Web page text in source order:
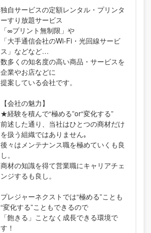
独自サービスの定額レンタル・プリンタ
ーすり放題サービス
「∞プリント無制限」や
「大手通信会社のWi-Fi・光回線サービ
ス」などなど…
数多くの知名度の高い商品・サービスを
企業やお店などに
提案している会社です。
【会社の魅力】
★経験を積んで“極める”or“変化する”
前述した通り、当社はひとつの商材だけ
を扱う組織ではありません｡
後々はメンテナンス職を極めていくも良
し。
商材の知識を得て営業職にキャリアチェ
ンジするも良し。
プレジャーネクストでは“極める”ことも
“変化する”こともできるので
「飽きる」ことなく成長できる環境で
す！